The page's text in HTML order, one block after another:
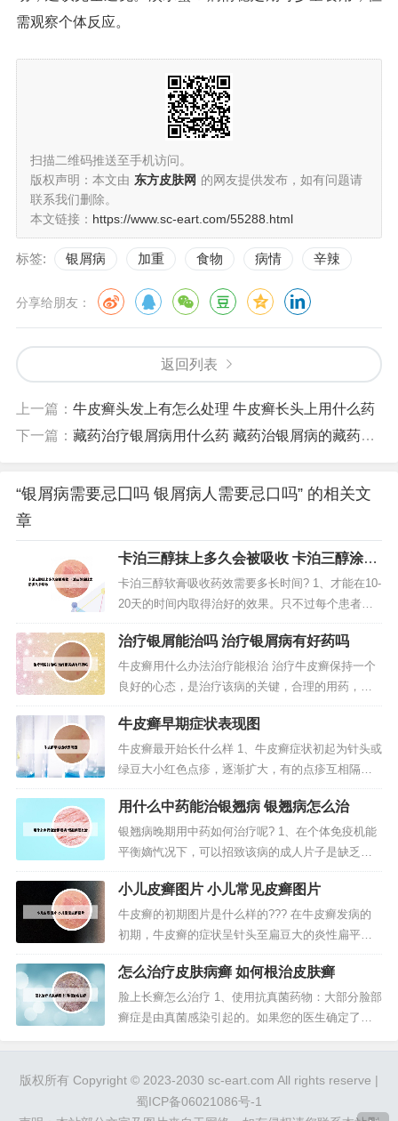
需观察个体反应。
扫描二维码推送至手机访问。
版权声明：本文由 东方皮肤网 的网友提供发布，如有问题请
联系我们删除。
本文链接： https://www.sc-eart.com/55288.html
标签: 银屑病 加重 食物 病情 辛辣
分享给朋友：
返回列表
上一篇： 牛皮癣头发上有怎么处理 牛皮癣长头上用什么药
下一篇： 藏药治疗银屑病用什么药 藏药治银屑病的藏药有哪些
“银屑病需要忌囗吗 银屑病人需要忌口吗” 的相关文
章
卡泊三醇抹上多久会被吸收 卡泊三醇涂抹
之后多久会吸收
卡泊三醇软膏吸收药效需要多长时间? 1、才能在10-
20天的时间内取得治好的效果。只不过每个患者自
身病情程度会有不同，后期在有效治疗期间所需的
疗程天数也肯定会有不同变化，并不是每个人都能
在固定时间内有效治好。都能在固定时间内有效治
好。2、而患者在使用卡泊三醇软膏进行治疗的时
候，通常两个疗程就会见效了...
治疗银屑能治吗 治疗银屑病有好药吗
牛皮癣用什么办法治疗能根治 治疗牛皮癣保持一个
良好的心态，是治疗该病的关键，合理的用药，还
是可以降低其复发几率的。用药时应注意：不可片
面追求近期疗效。西医治疗虽然快捷，但是容易复
发。选用中医治疗比较好。第一：双氧水治疗牛皮
癣。双氧水在我们的日常生活中非常常见，此偏方
需要将双氧水稀释，在双氧水中兑入一...
牛皮癣早期症状表现图
牛皮癣最开始长什么样 1、牛皮癣症状初起为针头或
绿豆大小红色点疹，逐渐扩大，有的点疹互相隔合
形成斑片。表面覆盖有干燥的银色鳞屑，轻轻刮除
鳞屑，可见小片血点；牛皮癣特征：一是奇痒，二
是易反复发作。建议您及时到正规医院确诊病情。
2、常见的基础病变为红斑和鳞屑，即在红斑的基础
上出现白色鳞屑，常见于头皮、肘...
用什么中药能治银翘病 银翘病怎么治
银翘病晚期用中药如何治疗呢? 1、在个体免疫机能
平衡嫡忾况下，可以招致该病的成人片子是缺乏阻
挡力从而致病，治疗的时候要根据病情、体质和病
因等因素，真正做到“对病下药”。2、临床上，银屑
病可以用中药药浴的方法来进行治疗，主要就是用
侧柏叶、生地、玄参等药物制成的柏黄洗剂，效果
比较理想。3、炎症明显、皮损...
小儿皮癣图片 小儿常见皮癣图片
牛皮癣的初期图片是什么样的??? 在牛皮癣发病的
初期，牛皮癣的症状呈针头至扁豆大的炎性扁平丘
疹，随着时间的推移，患处会逐渐增大为钱币大
小，并且会出现很多银白色的鳞屑。牛皮癣患者会
继发红皮病型银屑病，有时会有少量渗液，附有湿
性鳞屑。牛皮癣（Psoriasis）是一种常见的慢性皮
怎么治疗皮肤病癣 如何根治皮肤癣
脸上长癣怎么治疗 1、使用抗真菌药物：大部分脸部
癣症是由真菌感染引起的。如果您的医生确定了真
芬等。2、儿童脸上长癣药物治疗：家庭用药（1）
0．2%苯海拉明糖浆1-2毫克／公斤体重/日，分3-4
版权所有 Copyright © 2023-2030 sc-eart.com All rights reserve |
蜀ICP备06021086号-1